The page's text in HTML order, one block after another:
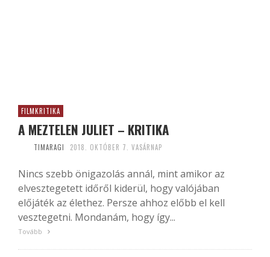
FILMKRITIKA
A MEZTELEN JULIET – KRITIKA
TIMARAGI 2018. OKTÓBER 7. VASÁRNAP
Nincs szebb önigazolás annál, mint amikor az
elvesztegetett időről kiderül, hogy valójában
előjáték az élethez. Persze ahhoz előbb el kell
vesztegetni. Mondanám, hogy így...
Tovább